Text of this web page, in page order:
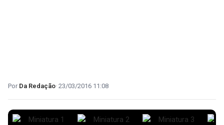
Da Redação 23/03/2016 11:08